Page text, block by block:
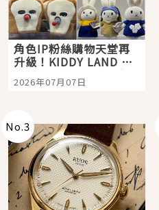
角色IP粉絲購物天堂再
升級！KIDDY LAND 原
宿店吉伊卡哇迎客，新
開幕 OMOKADO 店3分
2026年07月07日
No.3